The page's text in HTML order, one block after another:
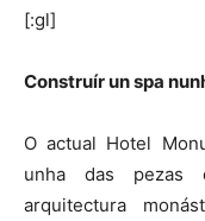
[:gl]
Construír un spa
O actual Hotel
unha das pezas
arquitectura